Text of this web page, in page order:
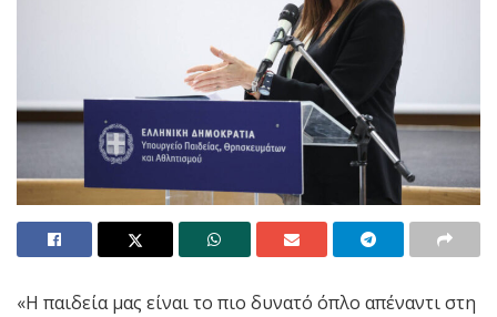
«Η παιδεία μας είναι το πιο δυνατό όπλο απέναντι στη